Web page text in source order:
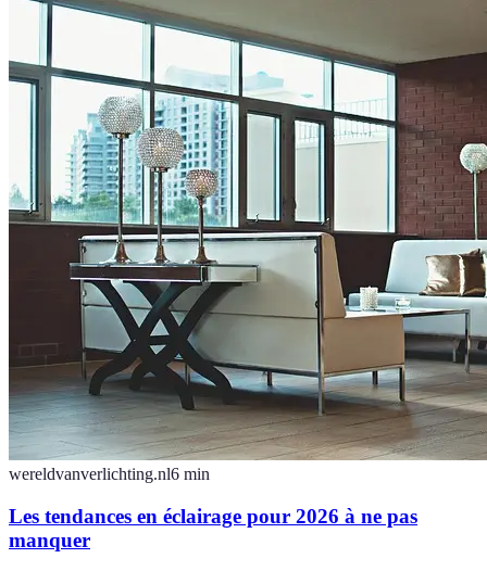
wereldvanverlichting.nl6 min
Les tendances en éclairage pour 2026 à ne pas
manquer